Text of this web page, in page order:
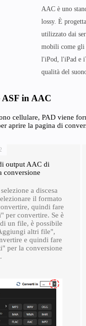
AAC è uno
lossy. È
utilizzato dai
mobili come gli
l'iPod, l'iPad e
qualità del
ASF in AAC
cellulare, PAD viene
aprire la pagina di
output AAC di
conversione
a discesa
il formato
quindi fare
per convertire. Se è
un file, è possibile
altri file",
e quindi fare
per la conversione